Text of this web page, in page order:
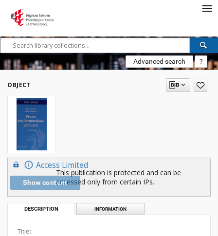
Advanced search ?
OBJECT
Access Limited
Show content
This publication is protected and can be
accessed only from certain IPs.
DESCRIPTION INFORMATION
Title: